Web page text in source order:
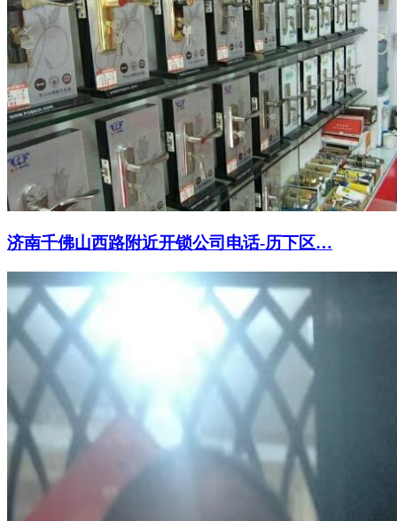
济南千佛山西路附近开锁公司电话-历下区…